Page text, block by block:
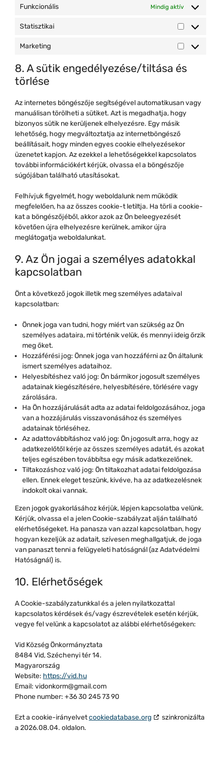
Funkcionális Mindig aktív
Statisztikai
Statisztikai
Marketing
Marketing
8. A sütik engedélyezése/tiltása és
törlése
Az internetes böngészője segítségével automatikusan vagy
manuálisan törölheti a sütiket. Azt is megadhatja, hogy
bizonyos sütik ne kerüljenek elhelyezésre. Egy másik
lehetőség, hogy megváltoztatja az internetböngésző
beállításait, hogy minden egyes cookie elhelyezésekor
üzenetet kapjon. Az ezekkel a lehetőségekkel kapcsolatos
további információkért kérjük, olvassa el a böngészője
súgójában található utasításokat.
Felhívjuk figyelmét, hogy weboldalunk nem működik
megfelelően, ha az összes cookie-t letiltja. Ha törli a cookie-
kat a böngészőjéből, akkor azok az Ön beleegyezését
követően újra elhelyezésre kerülnek, amikor újra
meglátogatja weboldalunkat.
9. Az Ön jogai a személyes adatokkal
kapcsolatban
Önt a következő jogok illetik meg személyes adataival
kapcsolatban:
Önnek joga van tudni, hogy miért van szükség az Ön
személyes adataira, mi történik velük, és mennyi ideig őrzik
meg őket.
Hozzáférési jog: Önnek joga van hozzáférni az Ön általunk
ismert személyes adataihoz.
Helyesbítéshez való jog: Ön bármikor jogosult személyes
adatainak kiegészítésére, helyesbítésére, törlésére vagy
zárolására.
Ha Ön hozzájárulását adta az adatai feldolgozásához, joga
van a hozzájárulás visszavonásához és személyes
adatainak törléséhez.
Az adattovábbításhoz való jog: Ön jogosult arra, hogy az
adatkezelőtől kérje az összes személyes adatát, és azokat
teljes egészében továbbítsa egy másik adatkezelőnek.
Tiltakozáshoz való jog: Ön tiltakozhat adatai feldolgozása
ellen. Ennek eleget teszünk, kivéve, ha az adatkezelésnek
indokolt okai vannak.
Ezen jogok gyakorlásához kérjük, lépjen kapcsolatba velünk.
Kérjük, olvassa el a jelen Cookie-szabályzat alján található
elérhetőségeket. Ha panasza van azzal kapcsolatban, hogy
hogyan kezeljük az adatait, szívesen meghallgatjuk, de joga
van panaszt tenni a felügyeleti hatóságnál (az Adatvédelmi
Hatóságnál) is.
10. Elérhetőségek
A Cookie-szabályzatunkkal és a jelen nyilatkozattal
kapcsolatos kérdések és/vagy észrevételek esetén kérjük,
vegye fel velünk a kapcsolatot az alábbi elérhetőségeken:
Vid Község Önkormányztata
8484 Vid, Széchenyi tér 14.
Magyarország
Website: https://vid.hu
Email: vidonkorm@gmail.com
Phone number: +36 30 245 73 90
Ezt a cookie-irányelvetcookiedatabase.org
szinkronizálta
a 2026.08.04. oldalon.